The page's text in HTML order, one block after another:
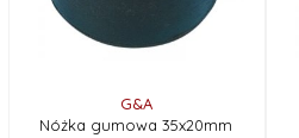
G&A
Nóżka gumowa 35x20mm